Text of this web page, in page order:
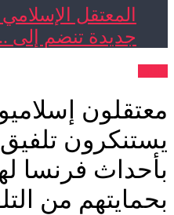
المعتقل
جديدة تنضم إلى
يستنكرون
بأحداث فرنسا
بحمايتهم من